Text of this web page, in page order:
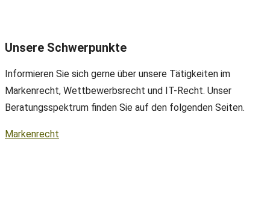
Unsere Schwerpunkte
Informieren Sie sich gerne über unsere Tätigkeiten im
Markenrecht, Wettbewerbsrecht und IT-Recht. Unser
Beratungsspektrum finden Sie auf den folgenden Seiten.
Markenrecht